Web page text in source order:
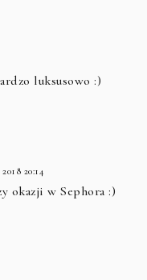
luksusowo :)
20:14
okazji w Sephora :)